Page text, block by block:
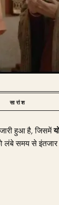
सारांश
हुआ है, जिसमें
लंबे समय से